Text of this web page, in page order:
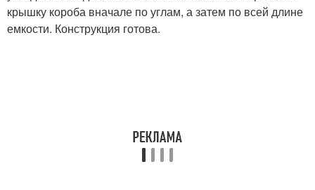
крышку короба вначале по углам, а затем по всей длине
емкости. Конструкция готова.